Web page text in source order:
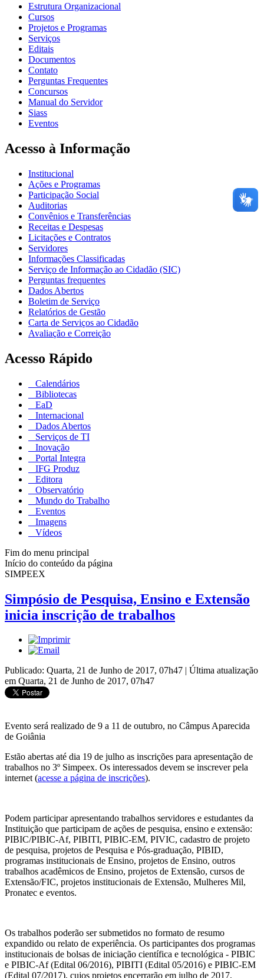
Estrutura Organizacional
Cursos
Projetos e Programas
Serviços
Editais
Documentos
Contato
Perguntas Frequentes
Concursos
Manual do Servidor
Siass
Eventos
Acesso à Informação
Institucional
Ações e Programas
Participação Social
Auditorias
Convênios e Transferências
Receitas e Despesas
Licitações e Contratos
Servidores
Informações Classificadas
Serviço de Informação ao Cidadão (SIC)
Perguntas frequentes
Dados Abertos
Boletim de Serviço
Relatórios de Gestão
Carta de Serviços ao Cidadão
Avaliação e Correição
Acesso Rápido
Calendários
Bibliotecas
EaD
Internacional
Dados Abertos
Serviços de TI
Inovação
Portal Integra
IFG Produz
Editora
Observatório
Mundo do Trabalho
Eventos
Imagens
Vídeos
Fim do menu principal
Início do conteúdo da página
SIMPEEX
Simpósio de Pesquisa, Ensino e Extensão
inicia inscrição de trabalhos
Publicado: Quarta, 21 de Junho de 2017, 07h47 | Última atualização
em Quarta, 21 de Junho de 2017, 07h47
Evento será realizado de 9 a 11 de outubro, no Câmpus Aparecida
de Goiânia
Estão abertas até dia 19 de julho as inscrições para apresentação de
trabalhos no 3º Simpeex. Os interessados devem se inscrever pela
internet (acesse a página de inscrições).
Podem participar apresentando trabalhos servidores e estudantes da
Instituição que participam de ações de pesquisa, ensino e extensão:
PIBIC/PIBIC-Af, PIBITI, PIBIC-EM, PIVIC, cadastro de projeto
de pesquisa, projetos de Pesquisa e Pós-graduação, PIBID,
programas institucionais de Ensino, projetos de Ensino, outros
trabalhos acadêmicos de Ensino, projetos de Extensão, cursos de
Extensão/FIC, projetos institucionais de Extensão, Mulheres Mil,
Pronatec e eventos.
Os trabalhos poderão ser submetidos no formato de resumo
expandido ou relato de experiência. Os participantes dos programas
institucionais de bolsas de iniciação científica e tecnológica - PIBIC
e PIBIC-Af (Edital 06/2016), PIBITI (Edital 05/2016) e PIBIC-EM
(Edital 07/2017), cujos projetos encerrarão em julho de 2017,